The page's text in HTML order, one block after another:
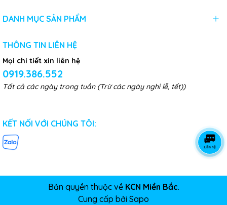
DANH MỤC SẢN PHẨM
THÔNG TIN LIÊN HỆ
Mọi chi tiết xin liên hệ
0919.386.552
Tất cả các ngày trong tuần (Trừ các ngày nghỉ lễ, tết))
KẾT NỐI VỚI CHÚNG TÔI:
Bản quyền thuộc về KCN Miền Bắc.
Cung cấp bởi Sapo